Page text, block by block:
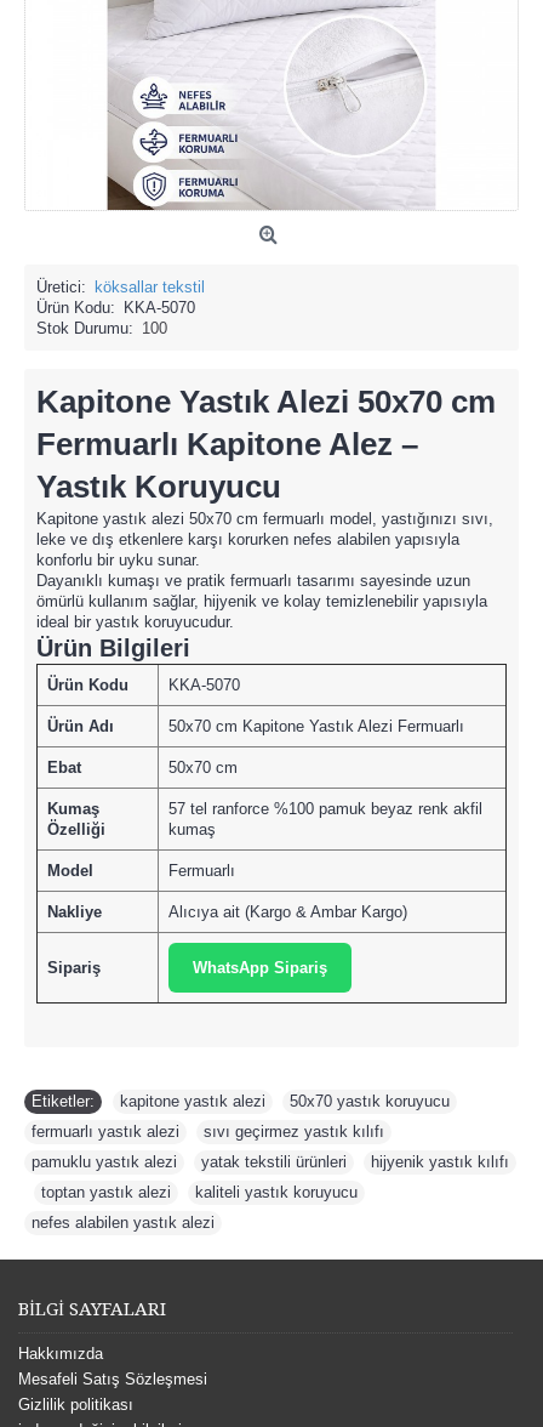
Üretici:
köksallar tekstil
Ürün Kodu:
KKA-5070
Stok Durumu: 100
Kapitone Yastık Alezi 50x70 cm
Fermuarlı Kapitone Alez –
Yastık Koruyucu
Kapitone yastık alezi 50x70 cm fermuarlı model, yastığınızı sıvı,
leke ve dış etkenlere karşı korurken nefes alabilen yapısıyla
konforlu bir uyku sunar.
Dayanıklı kumaşı ve pratik fermuarlı tasarımı sayesinde uzun
ömürlü kullanım sağlar, hijyenik ve kolay temizlenebilir yapısıyla
ideal bir yastık koruyucudur.
Ürün Bilgileri
Ürün Kodu KKA-5070
Ürün Adı 50x70 cm Kapitone Yastık Alezi Fermuarlı
Ebat 50x70 cm
Kumaş
Özelliği
57 tel ranforce %100 pamuk beyaz renk akfil
kumaş
Model Fermuarlı
Nakliye Alıcıya ait (Kargo & Ambar Kargo)
Sipariş WhatsApp Sipariş
Etiketler: kapitone yastık alezi 50x70 yastık koruyucu
fermuarlı yastık alezi
sıvı geçirmez yastık kılıfı
pamuklu yastık alezi
yatak tekstili ürünleri
hijyenik yastık kılıfı
toptan yastık alezi kaliteli yastık koruyucu
nefes alabilen yastık alezi
BİLGİ SAYFALARI
Hakkımızda
Mesafeli Satış Sözleşmesi
Gizlilik politikası